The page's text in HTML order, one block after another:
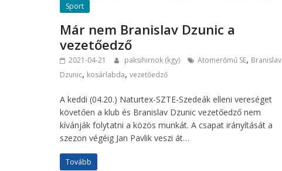
Sport
Már nem Branislav Dzunic a
vezetőedző
2021-04-21 paksihirnok (kgy) Atomerőmű SE, Branislav
Dzunic, kosárlabda, vezetőedző
A keddi (04.20.) Naturtex-SZTE-Szedeák elleni vereséget
követően a klub és Branislav Dzunic vezetőedző nem
kívánják folytatni a közös munkát. A csapat irányítását a
szezon végéig Jan Pavlik veszi át…
Tovább